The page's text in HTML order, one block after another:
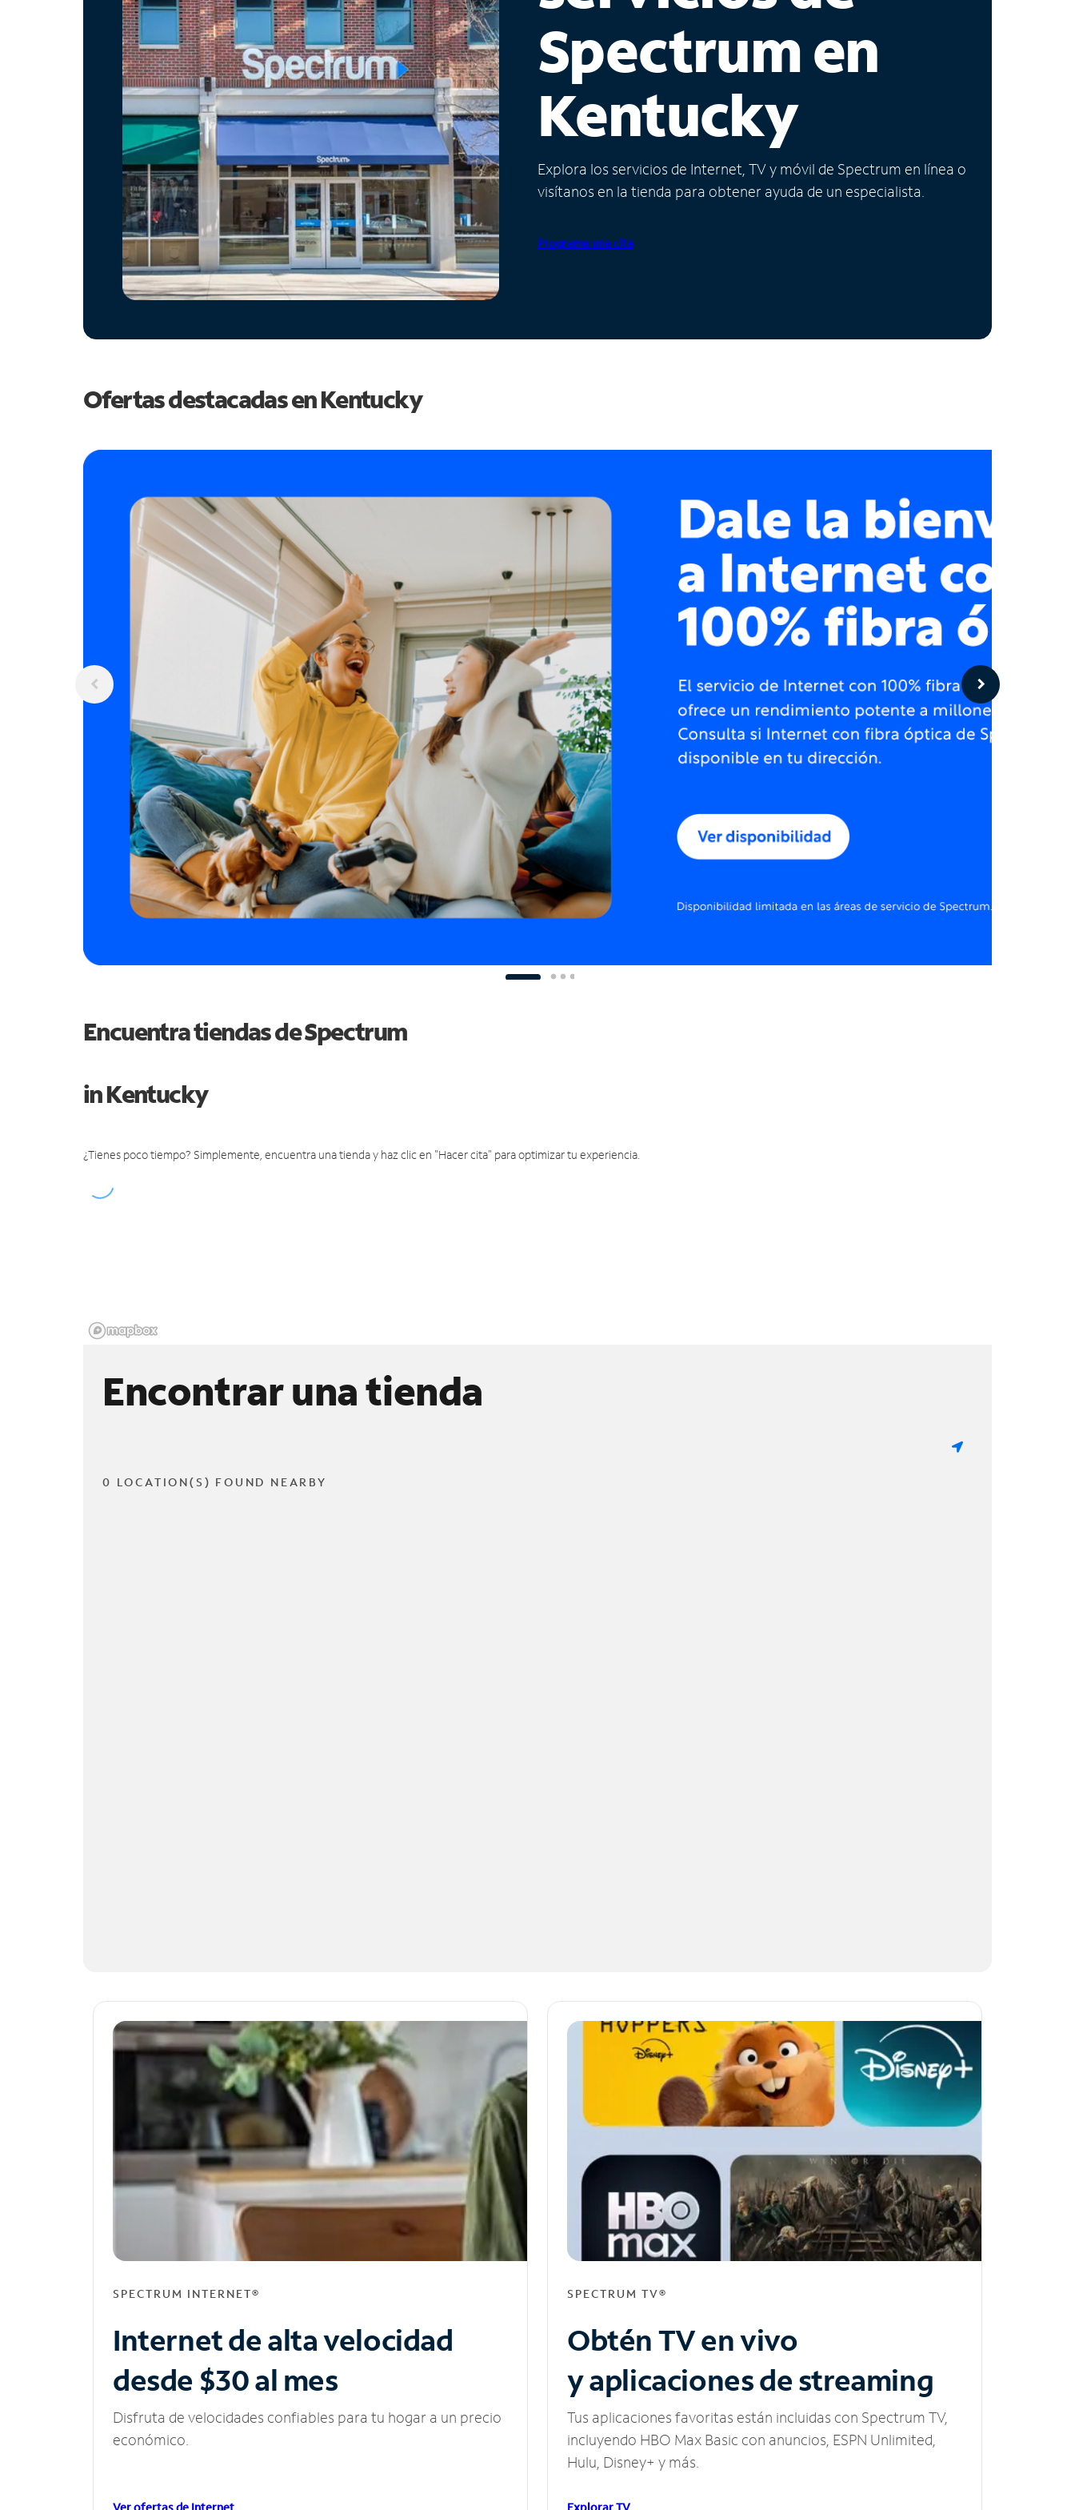
Spectrum en
Kentucky
Explora los servicios de Internet, TV y móvil de Spectrum en línea o
visítanos en la tienda para obtener ayuda de un especialista.
Programa una cita
Ofertas destacadas enKentucky
Encuentra tiendas de Spectrum
in Kentucky
¿Tienes poco tiempo? Simplemente, encuentra una tienda y haz clic en "Hacer cita" para optimizar tu experiencia.
Encontrar una tienda
0 LOCATION(S) FOUND NEARBY
SPECTRUM INTERNET®
Internet de alta velocidad
desde $30 al mes
Disfruta de velocidades confiables para tu hogar a un precio
económico.
SPECTRUM TV®
Obtén TV en vivo
y aplicaciones de streaming
Tus aplicaciones favoritas están incluidas con Spectrum TV,
incluyendo HBO Max Basic con anuncios, ESPN Unlimited,
Hulu, Disney+ y más.